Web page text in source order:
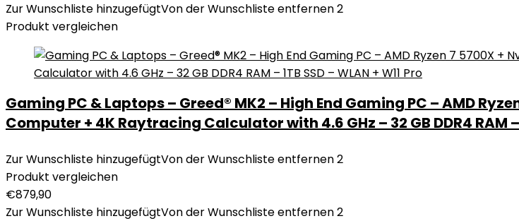
Zur Wunschliste hinzugefügtVon der Wunschliste entfernen2
Produkt vergleichen
Gaming PC & Laptops – Greed® MK2 – High End Gaming PC – AMD
Computer + 4K Raytracing Calculator with 4.6 GHz – 32 GB DDR4 RAM –
Zur Wunschliste hinzugefügtVon der Wunschliste entfernen2
Produkt vergleichen
€879,90
Zur Wunschliste hinzugefügtVon der Wunschliste entfernen2